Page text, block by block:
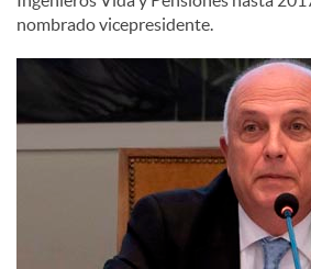
nombrado vicepresidente.